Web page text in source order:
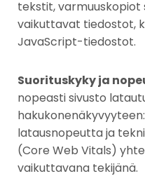
tekstit, varmuuskopiot
vaikuttavat tiedostot,
JavaScript-tiedostot.
Suorituskyky ja
nopeasti sivusto
latausnopeutta ja
(Core Web Vitals)
vaikuttavana tekijänä.